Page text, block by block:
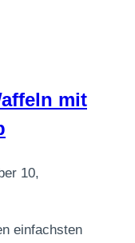
mit
10,
einfachsten